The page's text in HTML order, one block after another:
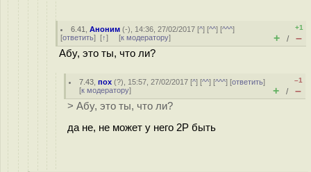
6.41 ,Аноним (-), 14:36, 27/02/2017 [^] [^^] [^^^]
[ответить] [↑] [к модератору]
+1
+ / –
Абу, это ты, что ли?
7.43 ,пох (?), 15:57, 27/02/2017 [^] [^^] [^^^] [ответить]
[к модератору]
–1
+ / –
> Абу, это ты, что ли?
да не, не может у него 2P быть